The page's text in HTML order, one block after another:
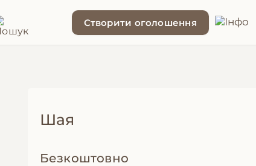
Створити оголошення
Шая
Безкоштовно